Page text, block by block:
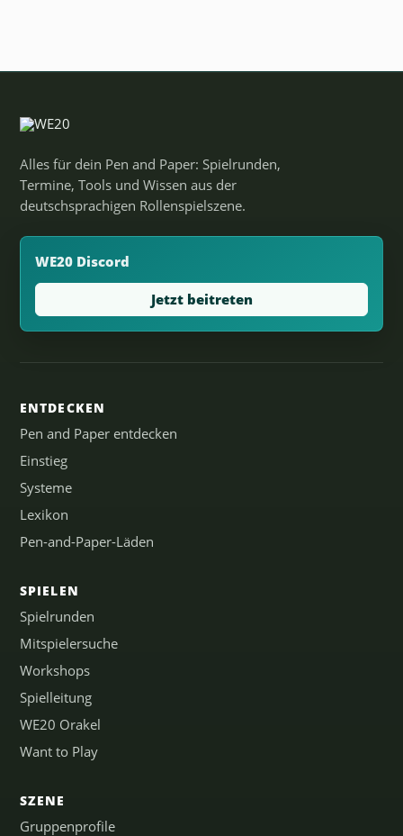
Alles für dein Pen and Paper: Spielrunden,
Termine, Tools und Wissen aus der
deutschsprachigen Rollenspielszene.
WE20 Discord
Jetzt beitreten
ENTDECKEN
Pen and Paper entdecken
Einstieg
Systeme
Lexikon
Pen-and-Paper-Läden
SPIELEN
Spielrunden
Mitspielersuche
Workshops
Spielleitung
WE20 Orakel
Want to Play
SZENE
Gruppenprofile